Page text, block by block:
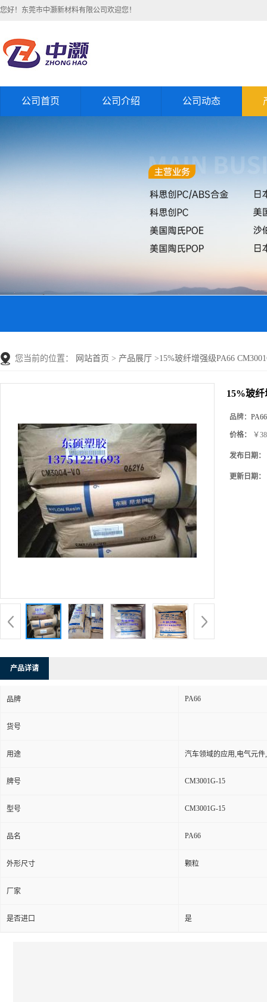
您好！东莞市中灏新材料有限公司欢迎您！
公司首页 公司介绍 公司动态
您当前的位置： 网站首页 > 产品展厅 >15%玻纤增强级PA66
15%玻纤
品牌： PA66
价格： ￥
发布日期：
更新日期：
产品详请
品牌 PA66
货号
用途 汽车领域的应用,电气元
牌号 CM3001G-15
型号 CM3001G-15
品名 PA66
外形尺寸 颗粒
厂家
是否进口 是